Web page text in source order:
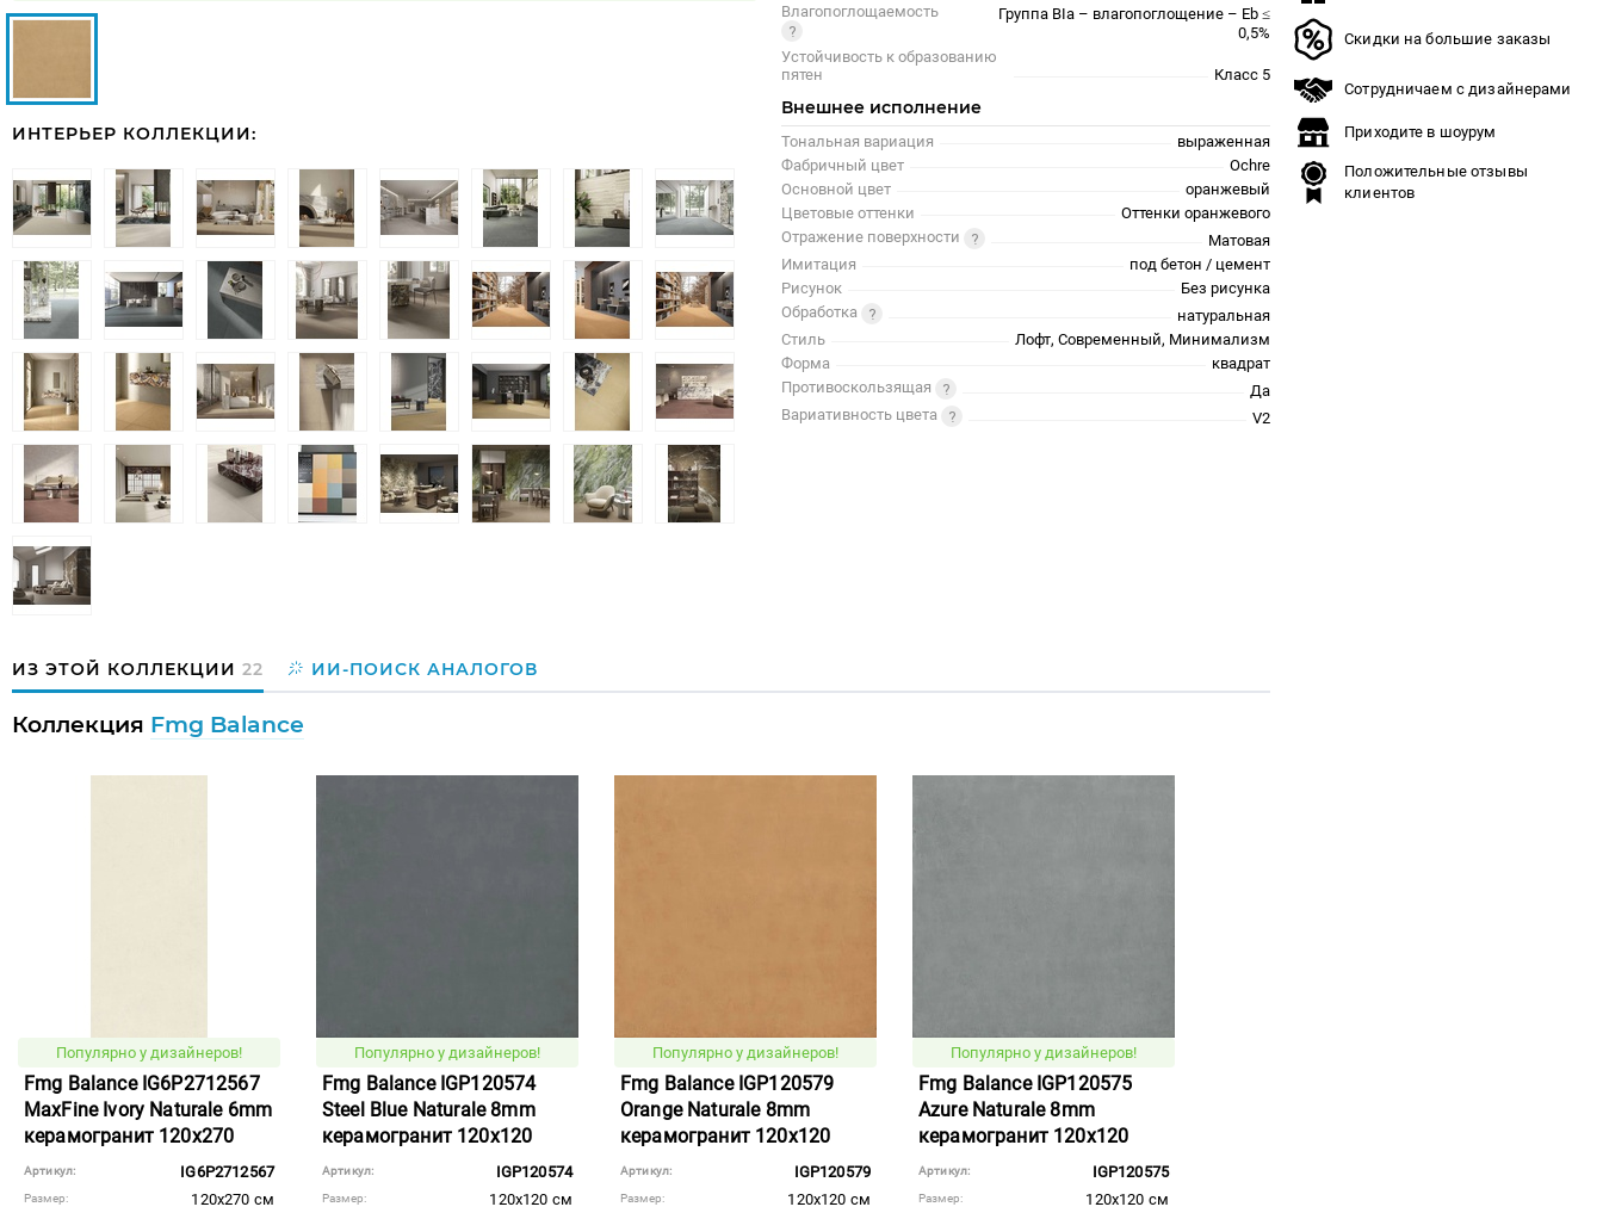
ИНТЕРЬЕР КОЛЛЕКЦИИ:
Влагопоглощаемость
Группа BIa – влагопоглощение – Eb ≤
0,5%
Устойчивость к образованию
пятен
Класс 5
Внешнее исполнение
Тональная вариация
выраженная
Фабричный цвет
Ochre
Основной цвет
оранжевый
Цветовые оттенки
Оттенки оранжевого
Отражение поверхности
Матовая
Имитация
под бетон / цемент
Рисунок
Без рисунка
Обработка
натуральная
Стиль
Лофт, Современный, Минимализм
Форма
квадрат
Противоскользящая
Да
Вариативность цвета
V2
ИЗ ЭТОЙ КОЛЛЕКЦИИ 22 ИИ-ПОИСК АНАЛОГОВ
Коллекция Fmg Balance
Популярно у дизайнеров!
Fmg Balance IG6P2712567
MaxFine Ivory Naturale 6mm
керамогранит 120x270
Артикул: IG6P2712567
Размер: 120x270 см
Популярно у дизайнеров!
Fmg Balance IGP120574
Steel Blue Naturale 8mm
керамогранит 120x120
Артикул: IGP120574
Размер: 120x120 см
Популярно у дизайнеров!
Fmg Balance IGP120579
Orange Naturale 8mm
керамогранит 120x120
Артикул: IGP120579
Размер: 120x120 см
Популярно у дизайнеров!
Fmg Balance IGP120575
Azure Naturale 8mm
керамогранит 120x120
Артикул: IGP120575
Размер: 120x120 см
Скидки на большие заказы
Сотрудничаем с дизайнерами
Приходите в шоурум
Положительные отзывы
клиентов